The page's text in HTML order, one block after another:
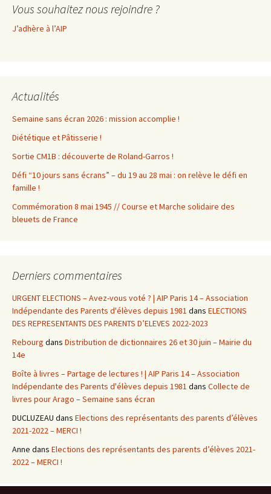
Vous souhaitez nous rejoindre ?
J’adhère à l’AIP
Actualités
Semaine sans écran 2026 : mission accomplie !
Diététique et Pâtisserie !
Sortie CM1B : découverte de Roland-Garros !
Défi “10 jours sans écrans” – du 19 au 28 mai : on relève le défi en
famille !
Commémoration 8 mai 1945 // Course et Marche solidaire des
bleuets de France
Derniers commentaires
URGENT ELECTIONS – Avez-vous voté ? | AIP Paris 14 – Association
Indépendante des Parents d'élèves depuis 1981 dans ELECTIONS
DES REPRESENTANTS DES PARENTS D’ELEVES 2022-2023
Rebourg dans Distribution de dictionnaires 26 et 30 juin – Mairie du
14e
Boîte à livres – Partage de lectures ! | AIP Paris 14 – Association
Indépendante des Parents d'élèves depuis 1981 dans Collecte de
livres pour Arago – Semaine sans écran
DUCLUZEAU dans Elections des représentants des parents d’élèves
2021-2022 – MERCI !
Anne dans Elections des représentants des parents d’élèves 2021-
2022 – MERCI !